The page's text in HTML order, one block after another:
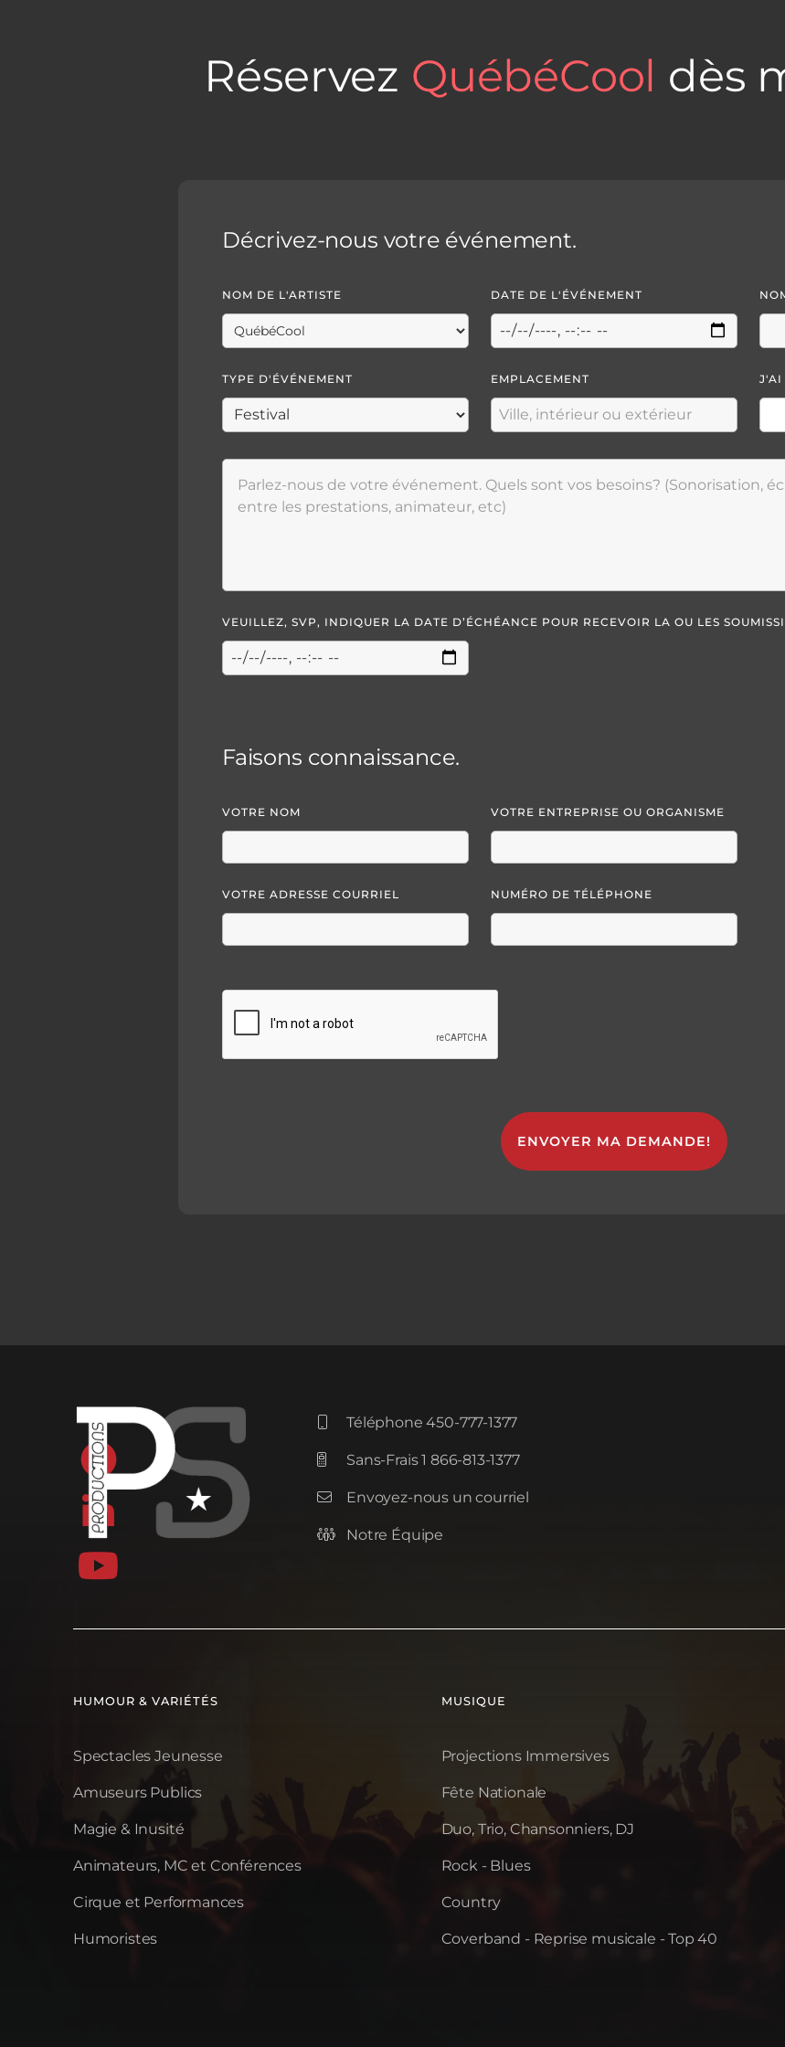
Réservez QuébéCool dès
Décrivez-nous votre événement.
NOM DE L'ARTISTE DATE DE L'ÉVÉNEMENT
TYPE D'ÉVÉNEMENT EMPLACEMENT J'AI
VEUILLEZ, SVP, INDIQUER LA DATE D’ÉCHÉANCE POUR RECEVOIR LA OU LES
Faisons connaissance.
VOTRE NOM VOTRE ENTREPRISE OU ORGANISME
VOTRE ADRESSE COURRIEL NUMÉRO DE TÉLÉPHONE
Téléphone 450-777-1377
 Sans-Frais 1 866-813-1377
 Envoyez-nous un courriel
 Notre Équipe



HUMOUR & VARIÉTÉS
Spectacles Jeunesse
Amuseurs Publics
Magie & Inusité
Animateurs, MC et Conférences
Cirque et Performances
Humoristes
MUSIQUE
Projections Immersives
Fête Nationale
Duo, Trio, Chansonniers, DJ
Rock - Blues
Country
Coverband - Reprise musicale - Top 40